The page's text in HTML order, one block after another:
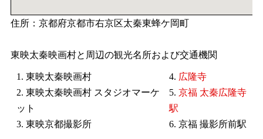
住所：京都府京都市右京区太秦東蜂ケ岡町
東映太秦映画村と周辺の観光名所および交通機関
1. 東映太秦映画村
2. 東映太秦映画村 スタジオマーケ
ット
3. 東映京都撮影所
4. 広隆寺
5. 京福 太秦広隆寺
駅
6. 京福 撮影所前駅